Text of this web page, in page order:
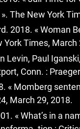
The New York
2018. « Woman
York Times, March
Levin, Paul
Conn. :
« Momberg
March 29, 2018.
« What’s in a